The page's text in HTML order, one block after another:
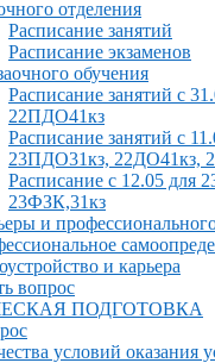
отделения
Расписание занятий
Расписание экзаменов
обучения
Расписание занятий с
22ПДО41кз
Расписание занятий с
23ПДО31кз, 22ДО41кз,
Расписание с 12.05 для
23ФЗК,31кз
и
и карьера
вопрос
ПОДГОТОВКА
условий оказания